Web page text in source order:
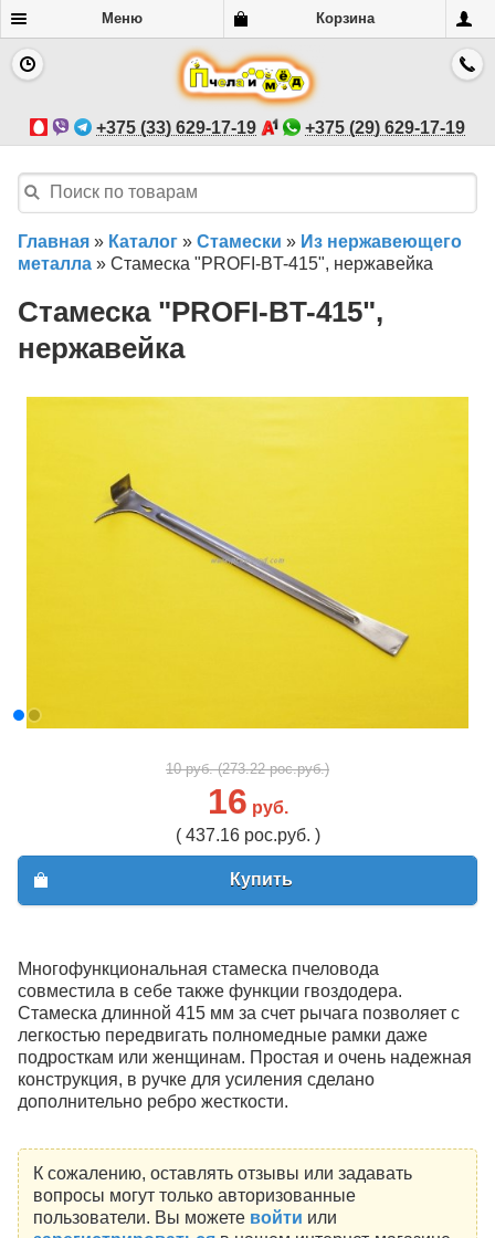
Меню Корзина
+375 (33) 629-17-19 +375 (29) 629-17-19
Главная » Каталог » Стамески » Из нержавеющего
металла » Стамеска "PROFI-BT-415", нержавейка
Стамеска "PROFI-BT-415",
нержавейка
10 руб. (273.22 рос.руб.)
16 руб.
( 437.16 рос.руб. )
Купить
Многофункциональная стамеска пчеловода
совместила в себе также функции гвоздодера.
Стамеска длинной 415 мм за счет рычага позволяет с
легкостью передвигать полномедные рамки даже
подросткам или женщинам. Простая и очень надежная
конструкция, в ручке для усиления сделано
дополнительно ребро жесткости.
К сожалению, оставлять отзывы или задавать
вопросы могут только авторизованные
пользователи. Вы можете войти или